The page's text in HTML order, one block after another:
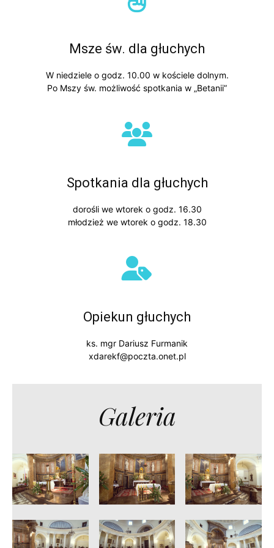
Msze św. dla głuchych
W niedziele o godz. 10.00 w kościele dolnym.
Po Mszy św. możliwość spotkania w „Betanii”
Spotkania dla głuchych
dorośli we wtorek o godz. 16.30
młodzież we wtorek o godz. 18.30
Opiekun głuchych
ks. mgr Dariusz Furmanik
xdarekf@poczta.onet.pl
Galeria